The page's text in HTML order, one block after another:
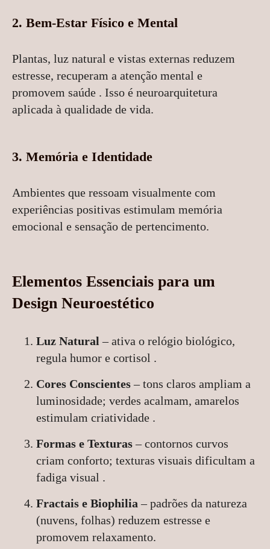
2. Bem-Estar Físico e Mental
Plantas, luz natural e vistas externas reduzem
estresse, recuperam a atenção mental e
promovem saúde . Isso é neuroarquitetura
aplicada à qualidade de vida.
3. Memória e Identidade
Ambientes que ressoam visualmente com
experiências positivas estimulam memória
emocional e sensação de pertencimento.
Elementos Essenciais para um
Design Neuroestético
Luz Natural – ativa o relógio biológico,
regula humor e cortisol .
Cores Conscientes– tons claros ampliam a
luminosidade; verdes acalmam, amarelos
estimulam criatividade .
Formas e Texturas– contornos curvos
criam conforto; texturas visuais dificultam a
fadiga visual .
Fractais e Biophilia – padrões da natureza
(nuvens, folhas) reduzem estresse e
promovem relaxamento.